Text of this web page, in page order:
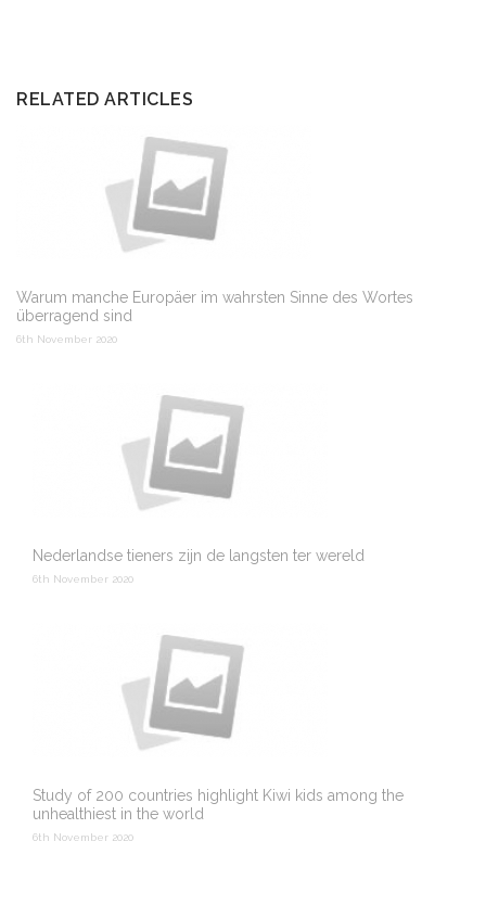
RELATED ARTICLES
Warum manche Europäer im wahrsten Sinne des Wortes
überragend sind
6th November 2020
Nederlandse tieners zijn de langsten ter wereld
6th November 2020
Study of 200 countries highlight Kiwi kids among the
unhealthiest in the world
6th November 2020